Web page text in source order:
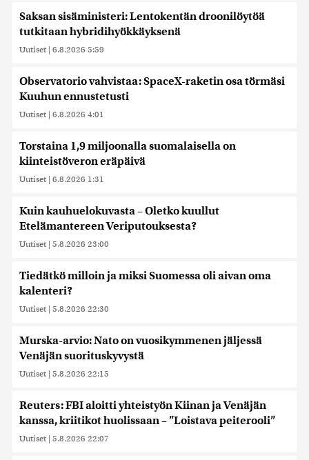
Saksan sisäministeri: Lentokentän droonilöytöä
tutkitaan hybridihyökkäyksenä
Uutiset | 6.8.2026 5:59
Observatorio vahvistaa: SpaceX-raketin osa törmäsi
Kuuhun ennustetusti
Uutiset | 6.8.2026 4:01
Torstaina 1,9 miljoonalla suomalaisella on
kiinteistöveron eräpäivä
Uutiset | 6.8.2026 1:31
Kuin kauhuelokuvasta – Oletko kuullut
Etelämantereen Veriputouksesta?
Uutiset | 5.8.2026 23:00
Tiedätkö milloin ja miksi Suomessa oli aivan oma
kalenteri?
Uutiset | 5.8.2026 22:30
Murska-arvio: Nato on vuosikymmenen jäljessä
Venäjän suorituskyvystä
Uutiset | 5.8.2026 22:15
Reuters: FBI aloitti yhteistyön Kiinan ja Venäjän
kanssa, kriitikot huolissaan – ”Loistava peiterooli”
Uutiset | 5.8.2026 22:07